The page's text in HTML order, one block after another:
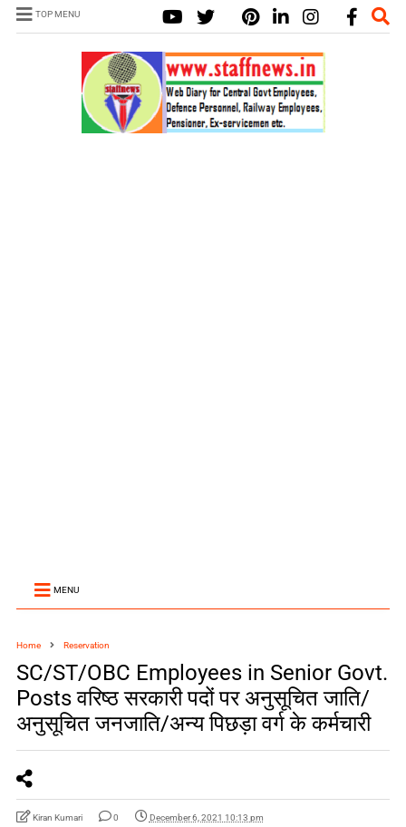
TOP MENU
MENU
Home Reservation
SC/ST/OBC Employees in Senior Govt.
Posts वरिष्ठ सरकारी पदों पर अनुसूचित जाति/
अनुसूचित जनजाति/अन्य पिछड़ा वर्ग के कर्मचारी
Kiran Kumari 0 December 6, 2021 10:13 pm